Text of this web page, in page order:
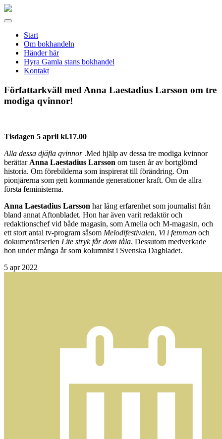
Gamla
Meny
Start
Om bokhandeln
Händer här
Hyra Gamla stans bokhandel
Kontakt
Författarkväll med Anna Laestadius Larsson om tre
modiga qvinnor!
Tisdagen 5 april kl.17.00
Alla dessa djäfla qvinnor.Med hjälp av dessa tre modiga kvinnor
berättarAnna Laestadius Larsson om tusen år av bortglömd
historia. Om förebilderna som inspirerat till förändring. Om
pionjärerna som gett kommande generationer kraft. Om de allra
första feministerna.
Anna Laestadius Larsson har lång erfarenhet som journalist från
bland annat Aftonbladet. Hon har även varit redaktör och
redaktionschef vid både magasin, som Amelia och M-magasin, och
ett stort antal tv-program såsom Melodifestivalen, Vi i femman och
dokumentärserien Lite stryk får dom tåla. Dessutom medverkade
hon under många år som kolumnist i Svenska Dagbladet.
5 apr 2022